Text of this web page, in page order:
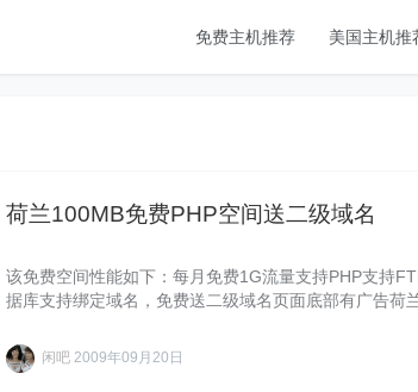
免费主机推荐 美国主机推
荷兰100MB免费PHP空间送二级域名
该免费空间性能如下：每月免费1G流量支持PHP支持
据库支持绑定域名，免费送二级域名页面底部有广告荷
闲吧 2009年09月20日